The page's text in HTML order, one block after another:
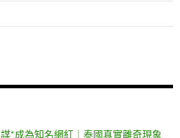
*成為知名網紅｜泰國真實離奇現象